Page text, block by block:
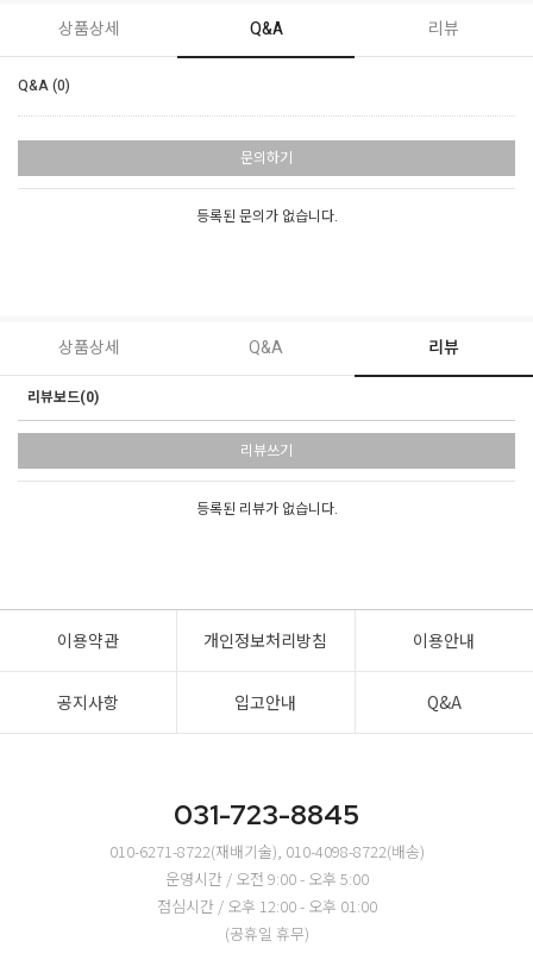
상품상세 Q&A 리뷰
Q&A (0)
문의하기
등록된 문의가 없습니다.
상품상세 Q&A 리뷰
리뷰보드(0)
리뷰쓰기
등록된 리뷰가 없습니다.
이용약관 개인정보처리방침 이용안내
공지사항 입고안내 Q&A
031-723-8845
010-6271-8722(재배기술), 010-4098-8722(배송)
운영시간 / 오전 9:00 - 오후 5:00
점심시간 / 오후 12:00 - 오후 01:00
(공휴일 휴무)